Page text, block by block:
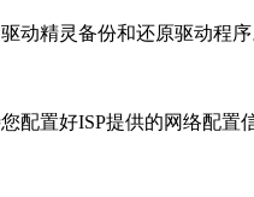
精灵备份和还原驱动程序
置好ISP提供的网络配置